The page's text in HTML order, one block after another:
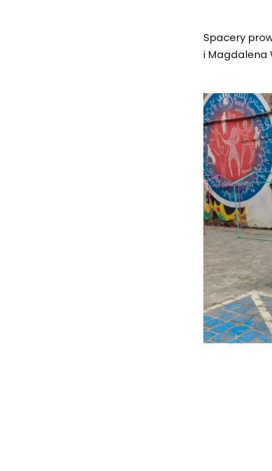
Spacery
i Magdalena